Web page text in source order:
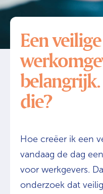
Een veilige
die?
Hoe creëer ik een
vandaag de dag
voor werkgevers.
onderzoek dat